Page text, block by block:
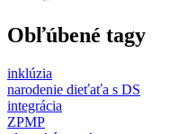
Obľúbené tagy
inklúzia
narodenie dieťaťa s DS
integrácia
ZPMP